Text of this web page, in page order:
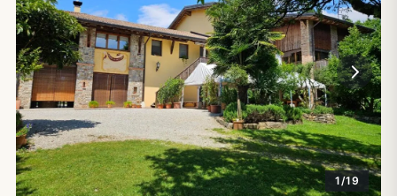
1/19